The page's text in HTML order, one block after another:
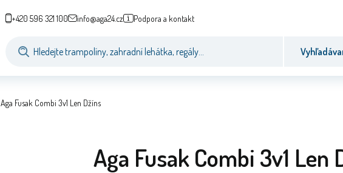
+420 596 321 100 info@aga24.cz Podpora a kontakt
Aga Fusak Combi 3v1 Len Džíns
Aga Fusak Combi 3v1 Len